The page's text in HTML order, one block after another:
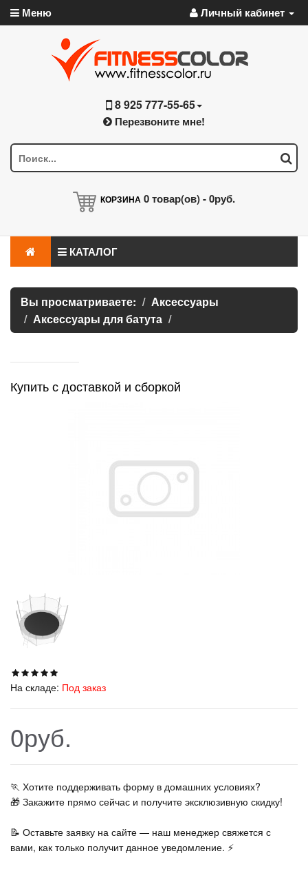
Меню Личный кабинет
8 925 777-55-65
Перезвоните мне!
КОРЗИНА 0товар(ов) -0руб.
КАТАЛОГ
Вы просматриваете:
Аксессуары
Аксессуары для батута
Купить с доставкой и сборкой
На складе: Под заказ
0руб.
🏃‍ Хотите поддерживать форму в домашних условиях?
🎁 Закажите прямо сейчас и получите эксклюзивную скидку!
📝 Оставьте заявку на сайте — наш менеджер свяжется с
вами, как только получит данное уведомление. ⚡